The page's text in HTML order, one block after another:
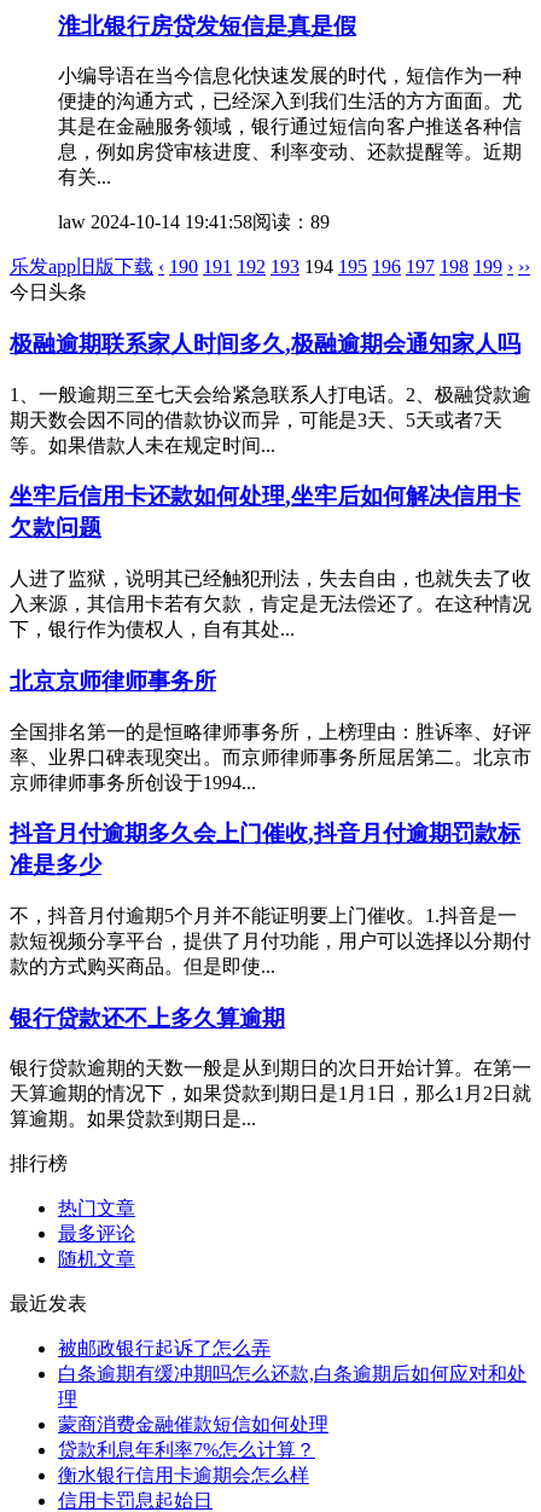
淮北银行房贷发短信是真是假
小编导语在当今信息化快速发展的时代，短信作为一种
便捷的沟通方式，已经深入到我们生活的方方面面。尤
其是在金融服务领域，银行通过短信向客户推送各种信
息，例如房贷审核进度、利率变动、还款提醒等。近期
有关...
law 2024-10-14 19:41:58阅读：89
乐发app旧版下载 ‹ 190 191 192 193 194 195 196 197 198 199 › ››
今日头条
极融逾期联系家人时间多久,极融逾期会通知家人吗
1、一般逾期三至七天会给紧急联系人打电话。2、极融贷款逾
期天数会因不同的借款协议而异，可能是3天、5天或者7天
等。如果借款人未在规定时间...
坐牢后信用卡还款如何处理,坐牢后如何解决信用卡
欠款问题
人进了监狱，说明其已经触犯刑法，失去自由，也就失去了收
入来源，其信用卡若有欠款，肯定是无法偿还了。在这种情况
下，银行作为债权人，自有其处...
北京京师律师事务所
全国排名第一的是恒略律师事务所，上榜理由：胜诉率、好评
率、业界口碑表现突出。而京师律师事务所屈居第二。北京市
京师律师事务所创设于1994...
抖音月付逾期多久会上门催收,抖音月付逾期罚款标
准是多少
不，抖音月付逾期5个月并不能证明要上门催收。1.抖音是一
款短视频分享平台，提供了月付功能，用户可以选择以分期付
款的方式购买商品。但是即使...
银行贷款还不上多久算逾期
银行贷款逾期的天数一般是从到期日的次日开始计算。在第一
天算逾期的情况下，如果贷款到期日是1月1日，那么1月2日就
算逾期。如果贷款到期日是...
排行榜
热门文章
最多评论
随机文章
最近发表
被邮政银行起诉了怎么弄
白条逾期有缓冲期吗怎么还款,白条逾期后如何应对和处
理
蒙商消费金融催款短信如何处理
贷款利息年利率7%怎么计算？
衡水银行信用卡逾期会怎么样
信用卡罚息起始日